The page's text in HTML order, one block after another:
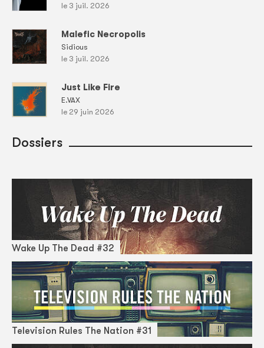
le 3 juil. 2026
Malefic Necropolis
Sidious
le 3 juil. 2026
Just Like Fire
E.VAX
le 29 juin 2026
Dossiers
Wake Up The Dead #32
Television Rules The Nation #31